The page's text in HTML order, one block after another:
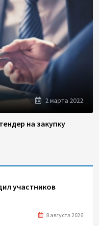
2 марта 2022
на закупку
участников
8 августа 2026